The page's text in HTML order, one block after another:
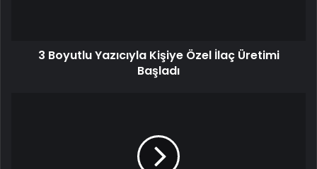
3 Boyutlu Yazıcıyla Kişiye Özel İlaç Üretimi
Başladı